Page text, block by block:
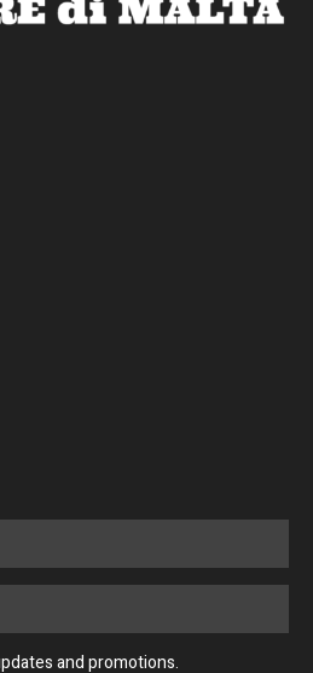
and promotions.